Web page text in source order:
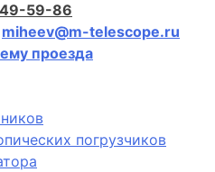
59-86
miheev@m-telescope.ru
проезда
погрузчиков